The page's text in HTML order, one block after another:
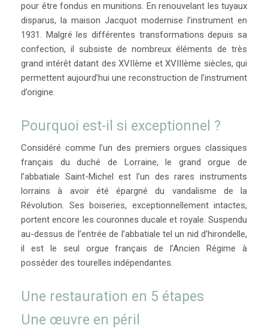
pour être fondus en munitions. En renouvelant les tuyaux
disparus, la maison Jacquot modernise l’instrument en
1931. Malgré les différentes transformations depuis sa
confection, il subsiste de nombreux éléments de très
grand intérêt datant des XVIIème et XVIIIème siècles, qui
permettent aujourd’hui une reconstruction de l’instrument
d’origine.
Pourquoi est-il si exceptionnel ?
Considéré comme l’un des premiers orgues classiques
français du duché de Lorraine, le grand orgue de
l’abbatiale Saint-Michel est l’un des rares instruments
lorrains à avoir été épargné du vandalisme de la
Révolution. Ses boiseries, exceptionnellement intactes,
portent encore les couronnes ducale et royale. Suspendu
au-dessus de l’entrée de l’abbatiale tel un nid d’hirondelle,
il est le seul orgue français de l’Ancien Régime à
posséder des tourelles indépendantes.
Une restauration en 5 étapes
Une œuvre en péril